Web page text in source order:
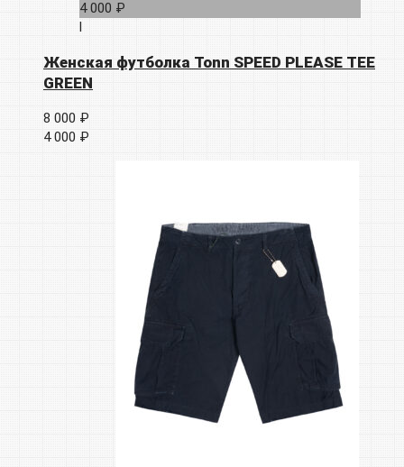
4 000 ₽
l
Женская футболка Tonn SPEED PLEASE TEE
GREEN
8 000 ₽
4 000 ₽